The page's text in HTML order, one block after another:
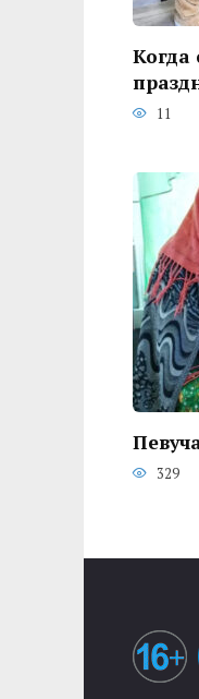
Когда
11
329